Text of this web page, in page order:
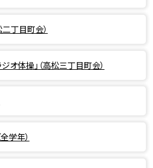
二丁目町会）
オ体操」（高松三丁目町会）
学年）